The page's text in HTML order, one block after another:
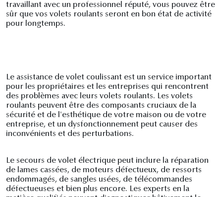
travaillant avec un professionnel réputé, vous pouvez être
sûr que vos volets roulants seront en bon état de activité
pour longtemps.
Le assistance de volet coulissant est un service important
pour les propriétaires et les entreprises qui rencontrent
des problèmes avec leurs volets roulants. Les volets
roulants peuvent être des composants cruciaux de la
sécurité et de l'esthétique de votre maison ou de votre
entreprise, et un dysfonctionnement peut causer des
inconvénients et des perturbations.
Le secours de volet électrique peut inclure la réparation
de lames cassées, de moteurs défectueux, de ressorts
endommagés, de sangles usées, de télécommandes
défectueuses et bien plus encore. Les experts en la